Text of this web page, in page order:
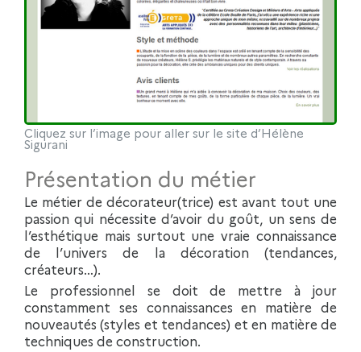
Cliquez sur l’image pour aller sur le site d’Hélène
Sigurani
Présentation du métier
Le métier de décorateur(trice) est avant tout une
passion qui nécessite d’avoir du goût, un sens de
l’esthétique mais surtout une vraie connaissance
de l’univers de la décoration (tendances,
créateurs…).
Le professionnel se doit de mettre à jour
constamment ses connaissances en matière de
nouveautés (styles et tendances) et en matière de
techniques de construction.